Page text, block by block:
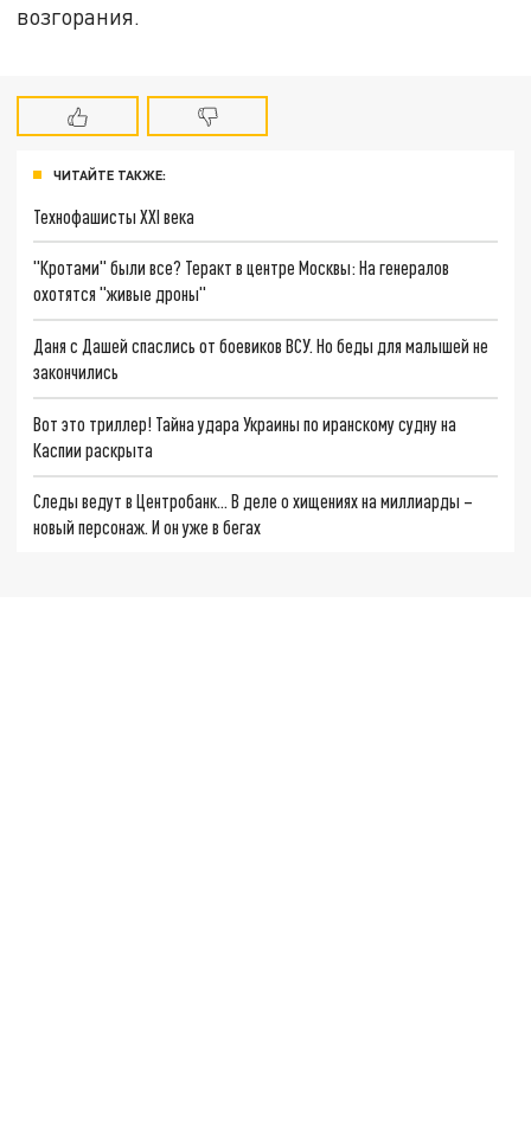
возгорания.
ЧИТАЙТЕ ТАКЖЕ:
Технофашисты XXI века
"Кротами" были все? Теракт в центре Москвы: На генералов
охотятся "живые дроны"
Даня с Дашей спаслись от боевиков ВСУ. Но беды для малышей не
закончились
Вот это триллер! Тайна удара Украины по иранскому судну на
Каспии раскрыта
Следы ведут в Центробанк… В деле о хищениях на миллиарды –
новый персонаж. И он уже в бегах